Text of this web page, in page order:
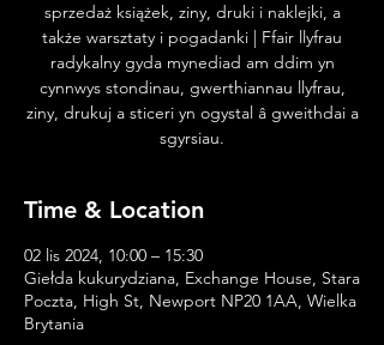
sprzedaż książek, ziny, druki i naklejki, a
także warsztaty i pogadanki | Ffair llyfrau
radykalny gyda mynediad am ddim yn
cynnwys stondinau, gwerthiannau llyfrau,
ziny, drukuj a sticeri yn ogystal â gweithdai a
sgyrsiau.
Time & Location
02 lis 2024, 10:00 – 15:30
Giełda kukurydziana, Exchange House, Stara
Poczta, High St, Newport NP20 1AA, Wielka
Brytania